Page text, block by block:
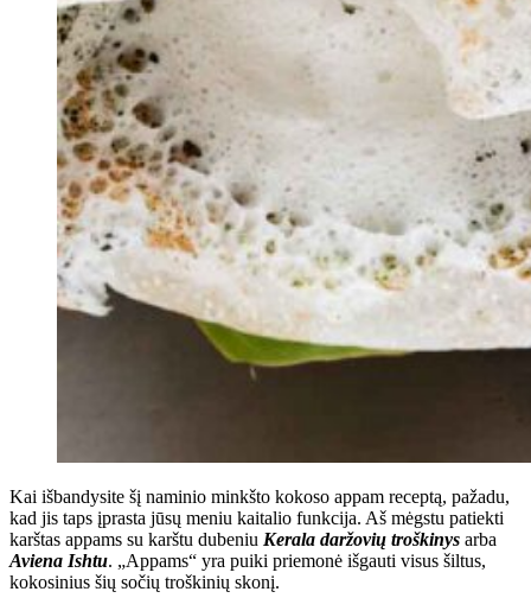
Kai išbandysite šį naminio minkšto kokoso appam receptą, pažadu,
kad jis taps įprasta jūsų meniu kaitalio funkcija. Aš mėgstu patiekti
karštas appams su karštu dubeniu Kerala daržovių troškinys arba
Aviena Ishtu. „Appams“ yra puiki priemonė išgauti visus šiltus,
kokosinius šių sočių troškinių skonį.